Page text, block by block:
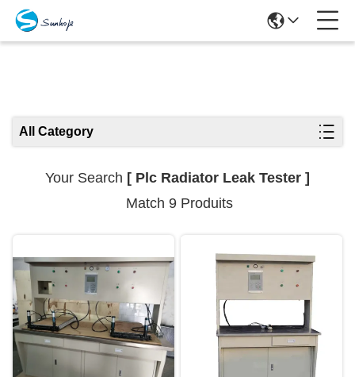
All Category
Your Search [ Plc Radiator Leak Tester ]
Match 9 Produits